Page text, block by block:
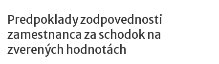
Predpoklady zodpovednosti
zamestnanca za schodok na
zverených hodnotách